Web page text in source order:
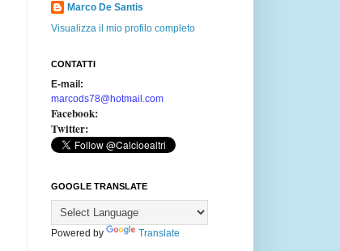
Marco De Santis
Visualizza il mio profilo completo
CONTATTI
E-mail:
marcods78@hotmail.com
Facebook:
Twitter:
GOOGLE TRANSLATE
Powered by Translate